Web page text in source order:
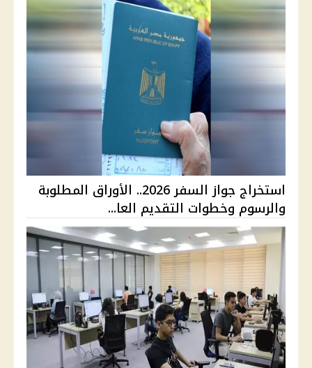
استخراج جواز السفر 2026.. الأوراق المطلوبة
والرسوم وخطوات التقديم العا...